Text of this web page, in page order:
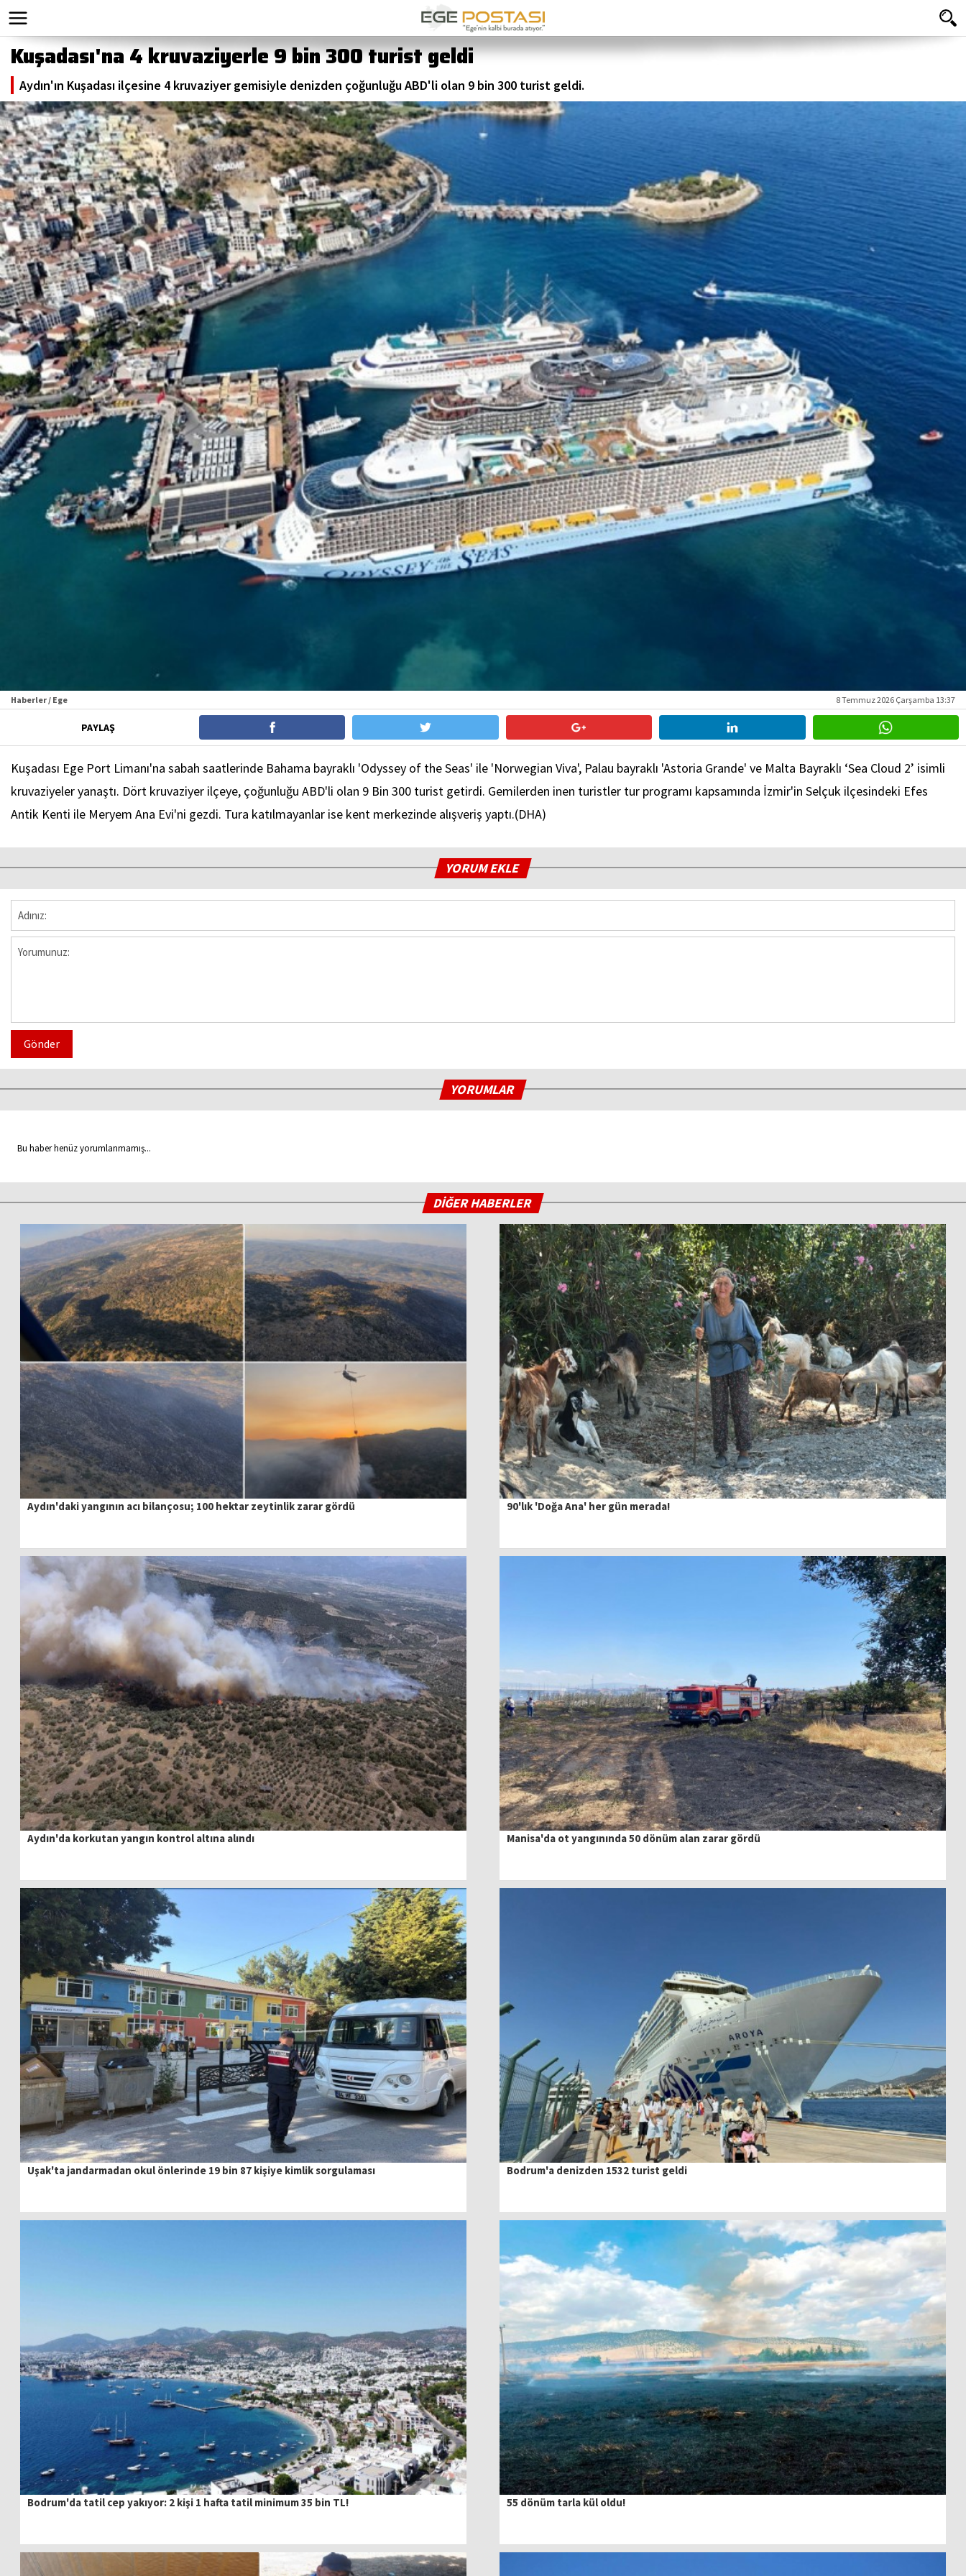
Kuşadası'na 4 kruvaziyerle 9 bin 300 turist geldi
Aydın'ın Kuşadası ilçesine 4 kruvaziyer gemisiyle denizden çoğunluğu ABD'li olan 9 bin 300 turist geldi.
Haberler / Ege 8 Temmuz 2026 Çarşamba 13:37
PAYLAŞ
Kuşadası Ege Port Limanı'na sabah saatlerinde Bahama bayraklı 'Odyssey of the Seas' ile 'Norwegian Viva', Palau bayraklı 'Astoria Grande' ve Malta Bayraklı ‘Sea Cloud 2’ isimli
kruvaziyeler yanaştı. Dört kruvaziyer ilçeye, çoğunluğu ABD'li olan 9 Bin 300 turist getirdi. Gemilerden inen turistler tur programı kapsamında İzmir'in Selçuk ilçesindeki Efes
Antik Kenti ile Meryem Ana Evi'ni gezdi. Tura katılmayanlar ise kent merkezinde alışveriş yaptı.(DHA)
YORUM EKLE
Gönder
YORUMLAR
Bu haber henüz yorumlanmamış...
DİĞER HABERLER
Aydın'daki yangının acı bilançosu; 100 hektar zeytinlik zarar gördü 90'lık 'Doğa Ana' her gün merada!
Aydın'da korkutan yangın kontrol altına alındı Manisa'da ot yangınında 50 dönüm alan zarar gördü
Uşak'ta jandarmadan okul önlerinde 19 bin 87 kişiye kimlik sorgulaması Bodrum'a denizden 1532 turist geldi
Bodrum'da tatil cep yakıyor: 2 kişi 1 hafta tatil minimum 35 bin TL! 55 dönüm tarla kül oldu!